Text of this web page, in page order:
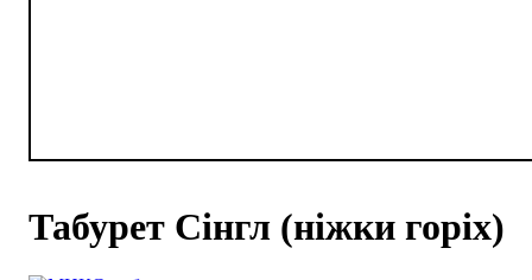
Табурет Сінгл (ніжки горіх)